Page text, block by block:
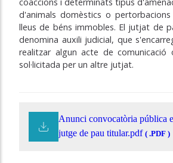
d'animals domèstics o
lleus de béns immobles. El jutjat de
denomina auxili judicial, que
realitzar algun acte de comunicació
sol·licitada per un altre jutjat.
Anunci convocatòria pública
jutge de pau titular.pdf ( .PDF )